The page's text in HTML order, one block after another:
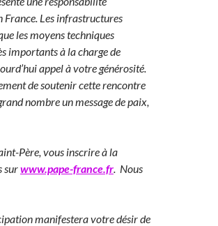
France. Les infrastructures
les moyens techniques
importants à la charge de
appel à votre générosité.
de soutenir cette rencontre
nombre un message de paix,
Père, vous inscrire à la
surwww.pape-france.fr. Nous
manifestera votre désir de